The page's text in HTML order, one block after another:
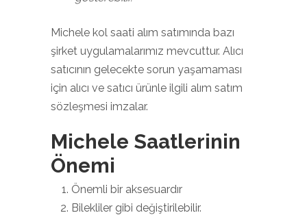
Michele kol saati alım satımında bazı
şirket uygulamalarımız mevcuttur. Alıcı
satıcının gelecekte sorun yaşamaması
için alıcı ve satıcı ürünle ilgili alım satım
sözleşmesi imzalar.
Michele Saatlerinin
Önemi
Önemli bir aksesuardır
Bilekliler gibi değiştirilebilir.